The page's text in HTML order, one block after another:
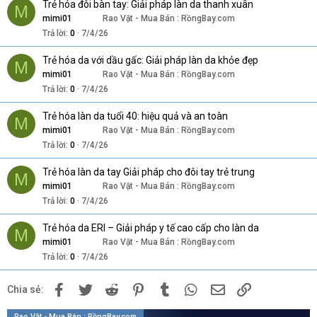
M Trẻ hóa đôi bàn tay: Giải pháp làn da thanh xuân
mimi01
Rao Vặt - Mua Bán : RồngBay.com
Trả lời 0 7/4/26
M Trẻ hóa da với dầu gấc: Giải pháp làn da khỏe đẹp
mimi01
Rao Vặt - Mua Bán : RồngBay.com
Trả lời 0 7/4/26
M Trẻ hóa làn da tuổi 40: hiệu quả và an toàn
mimi01
Rao Vặt - Mua Bán : RồngBay.com
Trả lời 0 7/4/26
M Trẻ hóa làn da tay Giải pháp cho đôi tay trẻ trung
mimi01
Rao Vặt - Mua Bán : RồngBay.com
Trả lời 0 7/4/26
M Trẻ hóa da ERI – Giải pháp y tế cao cấp cho làn da
mimi01
Rao Vặt - Mua Bán : RồngBay.com
Trả lời 0 7/4/26
Chia sẻ: Facebook
Twitter Reddit PinterestTumblr WhatsApp
Email